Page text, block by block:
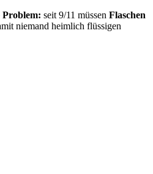
Problem: seit 9/11 müssen Flaschen
niemand heimlich flüssigen